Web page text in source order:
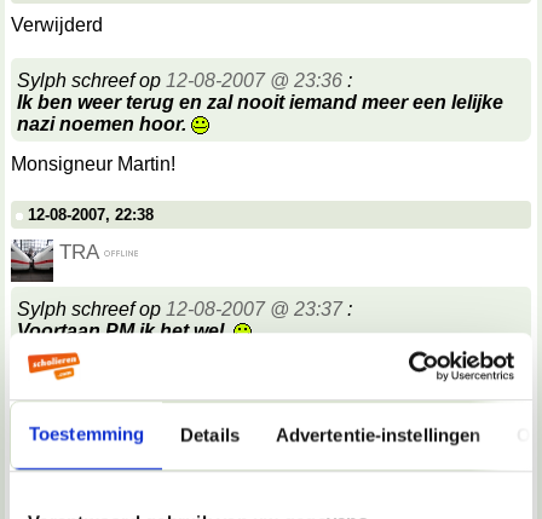
Toestemming Details Advertentie-instellingen
Verwijderd
Sylph schreef op 12-08-2007 @ 23:36 :
Ik ben weer terug en zal nooit iemand meer een lelijke
nazi noemen hoor.
Monsigneur Martin!
12-08-2007, 22:38
TRA
Sylph schreef op 12-08-2007 @ 23:37:
Voortaan PM ik het wel.
"#25 maart 2005: Quiana is op De Kantine vervangen door PV"
12-08-2007, 22:38